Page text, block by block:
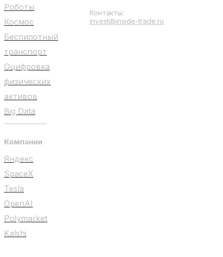
Роботы
Космос
Беспилотный
транспорт
Оцифровка
физических
активов
Big Data
Компании
Яндекс
SpaceX
Tesla
OpenAI
Polymarket
Kalshi
Контакты:
invest@inside-trade.ru